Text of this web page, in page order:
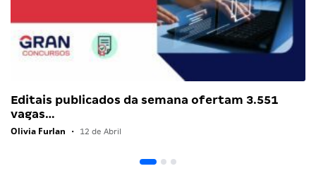
Editais publicados da semana ofertam 3.551
vagas…
Olivia Furlan • 12 de Abril